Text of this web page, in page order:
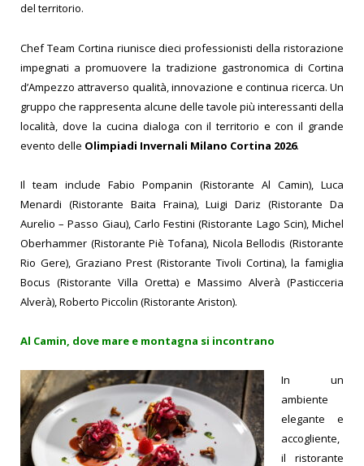
del territorio.
Chef Team Cortina riunisce dieci professionisti della ristorazione
impegnati a promuovere la tradizione gastronomica di Cortina
d’Ampezzo attraverso qualità, innovazione e continua ricerca. Un
gruppo che rappresenta alcune delle tavole più interessanti della
località, dove la cucina dialoga con il territorio e con il grande
evento delle Olimpiadi Invernali Milano Cortina 2026.
Il team include Fabio Pompanin (Ristorante Al Camin), Luca
Menardi (Ristorante Baita Fraina), Luigi Dariz (Ristorante Da
Aurelio – Passo Giau), Carlo Festini (Ristorante Lago Scin), Michel
Oberhammer (Ristorante Piè Tofana), Nicola Bellodis (Ristorante
Rio Gere), Graziano Prest (Ristorante Tivoli Cortina), la famiglia
Bocus (Ristorante Villa Oretta) e Massimo Alverà (Pasticceria
Alverà), Roberto Piccolin (Ristorante Ariston).
Al Camin, dove mare e montagna si incontrano
In un
ambiente
elegante e
accogliente,
il ristorante